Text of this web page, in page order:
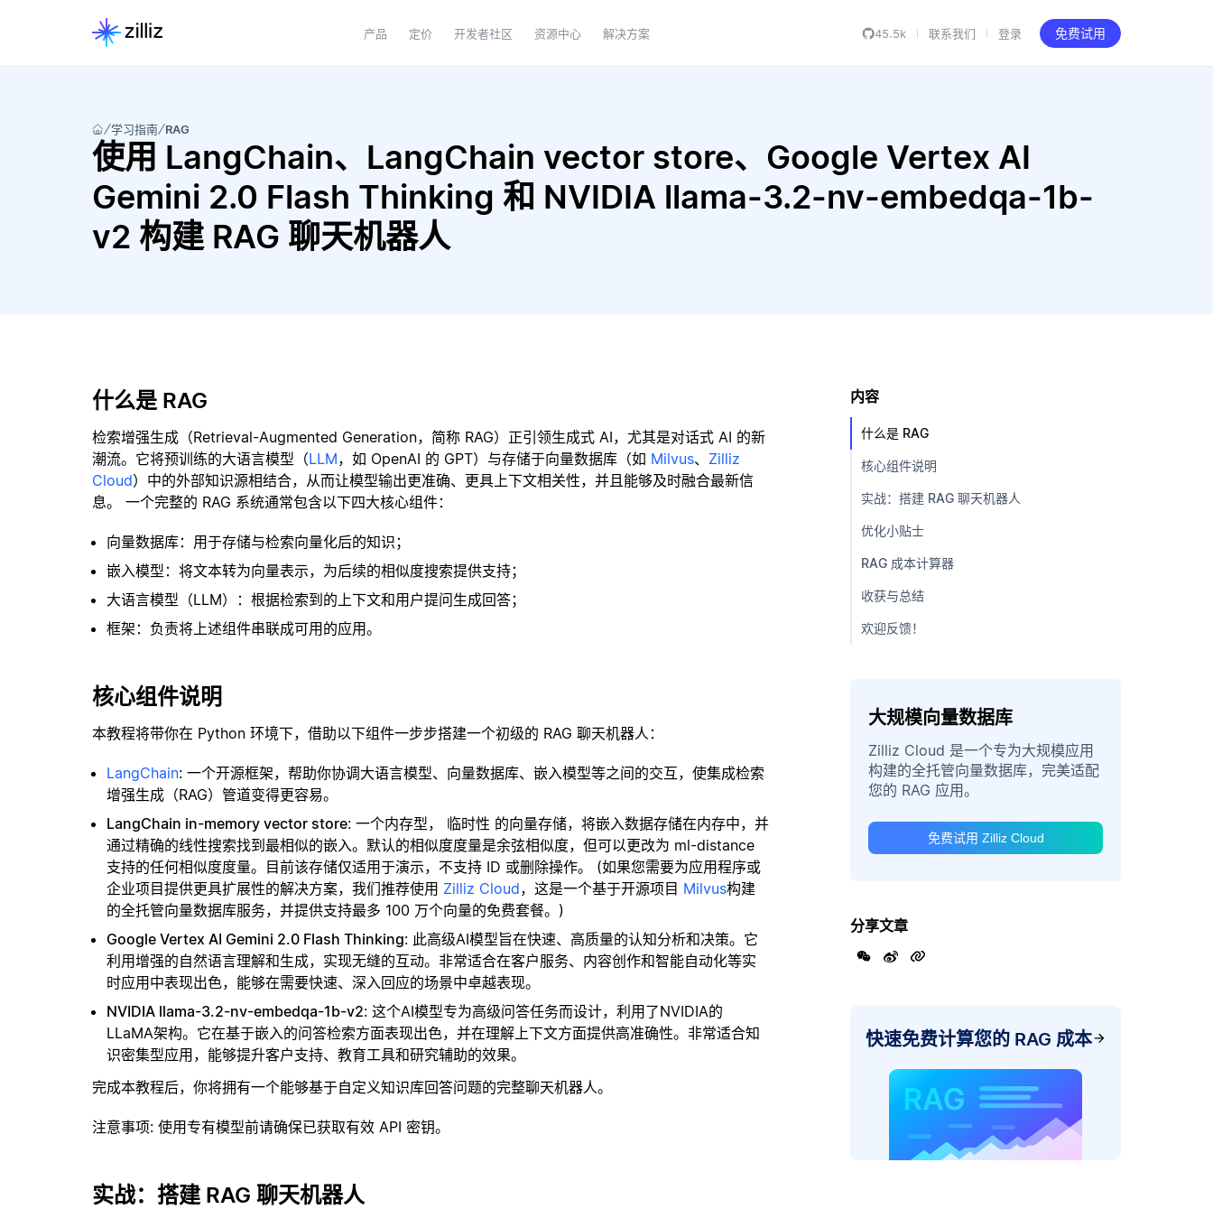
产品 定价 开发者社区 资源中心 解决方案 45.5k 联系我们 登录 免费试用
学习指南 RAG
使用 LangChain、LangChain vector store、Google Vertex AI
Gemini 2.0 Flash Thinking 和 NVIDIA llama-3.2-nv-embedqa-1b-
v2 构建 RAG 聊天机器人
什么是 RAG
检索增强生成（Retrieval-Augmented Generation，简称 RAG）正引领生成式 AI，尤其是对话式 AI 的新
潮流。它将预训练的大语言模型（LLM，如 OpenAI 的 GPT）与存储于向量数据库（如 Milvus、 Zilliz
Cloud）中的外部知识源相结合，从而让模型输出更准确、更具上下文相关性，并且能够及时融合最新信
息。 一个完整的 RAG 系统通常包含以下四大核心组件：
向量数据库：用于存储与检索向量化后的知识；
嵌入模型：将文本转为向量表示，为后续的相似度搜索提供支持；
大语言模型（LLM）：根据检索到的上下文和用户提问生成回答；
框架：负责将上述组件串联成可用的应用。
核心组件说明
本教程将带你在 Python 环境下，借助以下组件一步步搭建一个初级的 RAG 聊天机器人：
LangChain: 一个开源框架，帮助你协调大语言模型、向量数据库、嵌入模型等之间的交互，使集成检索
增强生成（RAG）管道变得更容易。
LangChain in-memory vector store: 一个内存型， 临时性 的向量存储，将嵌入数据存储在内存中，并
通过精确的线性搜索找到最相似的嵌入。默认的相似度度量是余弦相似度，但可以更改为 ml-distance
支持的任何相似度度量。目前该存储仅适用于演示，不支持 ID 或删除操作。 (如果您需要为应用程序或
企业项目提供更具扩展性的解决方案，我们推荐使用 Zilliz Cloud，这是一个基于开源项目 Milvus构建
的全托管向量数据库服务，并提供支持最多 100 万个向量的免费套餐。)
Google Vertex AI Gemini 2.0 Flash Thinking: 此高级AI模型旨在快速、高质量的认知分析和决策。它
利用增强的自然语言理解和生成，实现无缝的互动。非常适合在客户服务、内容创作和智能自动化等实
时应用中表现出色，能够在需要快速、深入回应的场景中卓越表现。
NVIDIA llama-3.2-nv-embedqa-1b-v2: 这个AI模型专为高级问答任务而设计，利用了NVIDIA的
LLaMA架构。它在基于嵌入的问答检索方面表现出色，并在理解上下文方面提供高准确性。非常适合知
识密集型应用，能够提升客户支持、教育工具和研究辅助的效果。
完成本教程后，你将拥有一个能够基于自定义知识库回答问题的完整聊天机器人。
注意事项: 使用专有模型前请确保已获取有效 API 密钥。
实战：搭建 RAG 聊天机器人
内容
什么是 RAG
核心组件说明
实战：搭建 RAG 聊天机器人
优化小贴士
RAG 成本计算器
收获与总结
欢迎反馈！
大规模向量数据库
Zilliz Cloud 是一个专为大规模应用
构建的全托管向量数据库，完美适配
您的 RAG 应用。
免费试用 Zilliz Cloud
分享文章
快速免费计算您的 RAG 成本